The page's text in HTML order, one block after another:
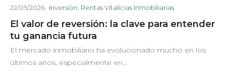
22/05/2026 Inversión Rentas Vitalicias Inmobiliarias
El valor de reversión: la clave para entender
tu ganancia futura
El mercado inmobiliario ha evolucionado mucho en los
últimos años, especialmente en...